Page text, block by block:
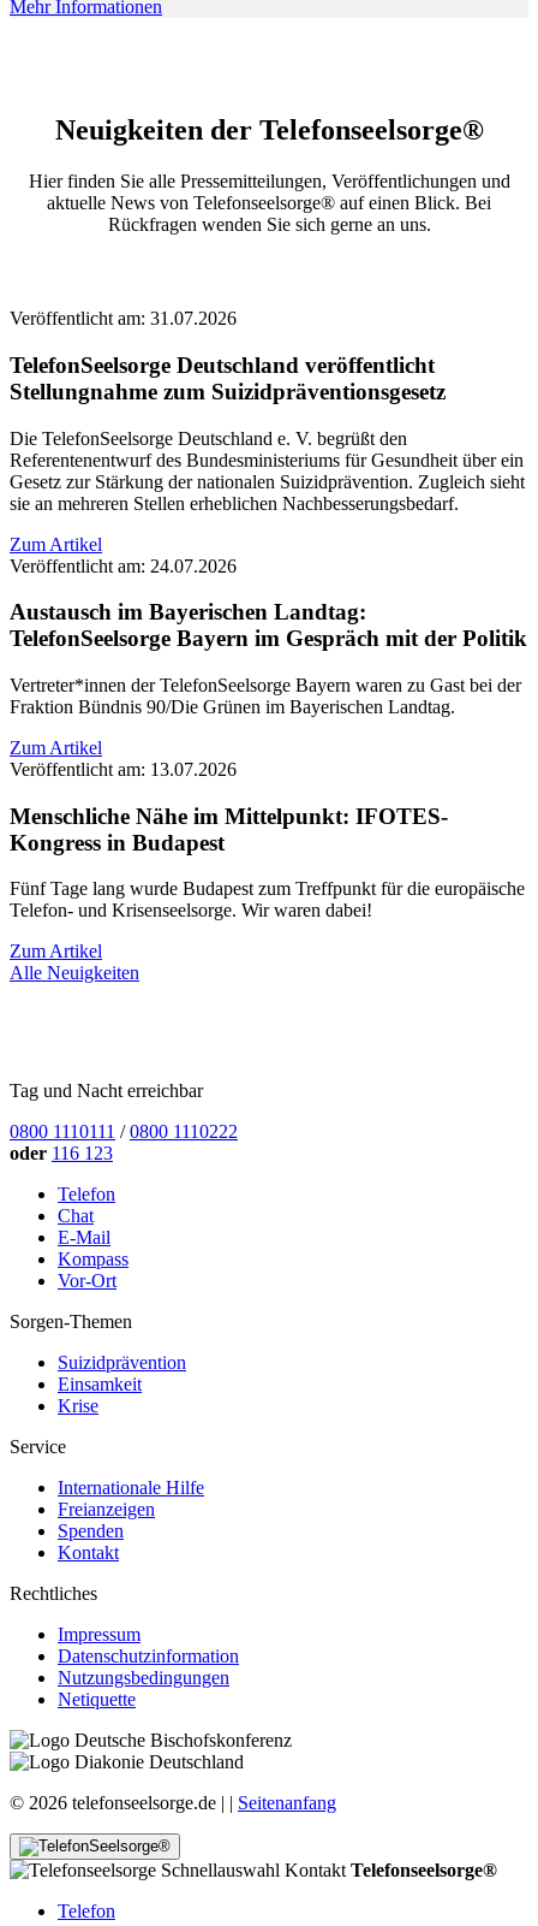
Mehr Informationen
Neuigkeiten der Telefonseelsorge®
Hier finden Sie alle Pressemitteilungen, Veröffentlichungen und
aktuelle News von Telefonseelsorge® auf einen Blick. Bei
Rückfragen wenden Sie sich gerne an uns.
Veröffentlicht am: 31.07.2026
TelefonSeelsorge Deutschland veröffentlicht
Stellungnahme zum Suizidpräventionsgesetz
Die TelefonSeelsorge Deutschland e. V. begrüßt den
Referentenentwurf des Bundesministeriums für Gesundheit über ein
Gesetz zur Stärkung der nationalen Suizidprävention. Zugleich sieht
sie an mehreren Stellen erheblichen Nachbesserungsbedarf.
Zum Artikel
Veröffentlicht am: 24.07.2026
Austausch im Bayerischen Landtag:
TelefonSeelsorge Bayern im Gespräch mit der Politik
Vertreter*innen der TelefonSeelsorge Bayern waren zu Gast bei der
Fraktion Bündnis 90/Die Grünen im Bayerischen Landtag.
Zum Artikel
Veröffentlicht am: 13.07.2026
Menschliche Nähe im Mittelpunkt: IFOTES-
Kongress in Budapest
Fünf Tage lang wurde Budapest zum Treffpunkt für die europäische
Telefon- und Krisenseelsorge. Wir waren dabei!
Zum Artikel
Alle Neuigkeiten
Tag und Nacht erreichbar
0800 1110111 /0800 1110222
oder 116 123
Telefon
Chat
E-Mail
Kompass
Vor-Ort
Sorgen-Themen
Suizidprävention
Einsamkeit
Krise
Service
Internationale Hilfe
Freianzeigen
Spenden
Kontakt
Rechtliches
Impressum
Datenschutzinformation
Nutzungsbedingungen
Netiquette
© 2026 telefonseelsorge.de | Seitenanfang
Telefonseelsorge®
Telefon